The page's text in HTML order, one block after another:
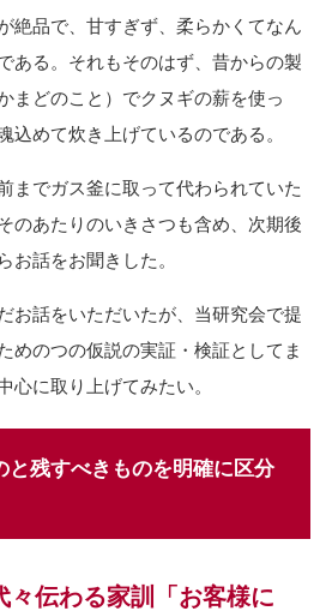
絶品で、甘すぎず、柔らかくてなん
ある。それもそのはず、昔からの製
まどのこと）でクヌギの薪を使っ
込めて炊き上げているのである。
までガス釜に取って代わられていた
のあたりのいきさつも含め、次期後
お話をお聞きした。
お話をいただいたが、当研究会で提
めのつの仮説の実証・検証としてま
心に取り上げてみたい。
と残すべきものを明確に区分
々伝わる家訓「お客様に